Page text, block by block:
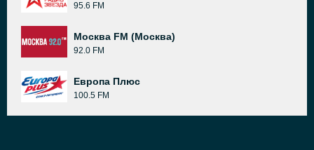
95.6 FM
Москва FM (Москва)
92.0 FM
Европа Плюс
100.5 FM